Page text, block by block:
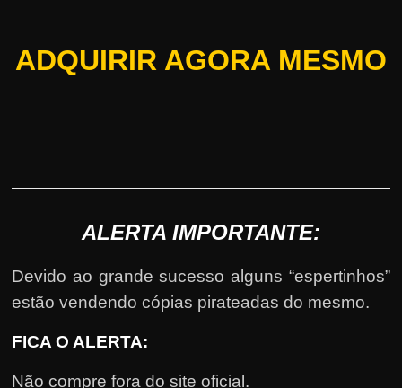
ADQUIRIR AGORA MESMO
ALERTA IMPORTANTE:
Devido ao grande sucesso alguns “espertinhos”
estão vendendo cópias pirateadas do mesmo.
FICA O ALERTA:
Não compre fora do site oficial.